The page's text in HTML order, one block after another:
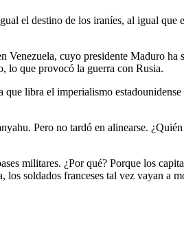
el destino de los iraníes, al igual que
cuyo presidente Maduro ha
lo que provocó la guerra con Rusia.
libra el imperialismo
Pero no tardó en alinearse.
militares. ¿Por qué? Porque los
soldados franceses tal vez vayan a